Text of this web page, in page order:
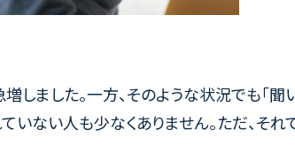
しました。一方、そのような状況でも「聞
いない人も少なくありません。ただ、それ